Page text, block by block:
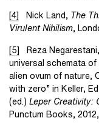
[4] Nick Land, The
Virulent Nihilism,
[5] Reza
universal schemata
alien ovum of nature,
with zero” in Keller,
(ed.) Leper Creativity:
Punctum Books, 2012,